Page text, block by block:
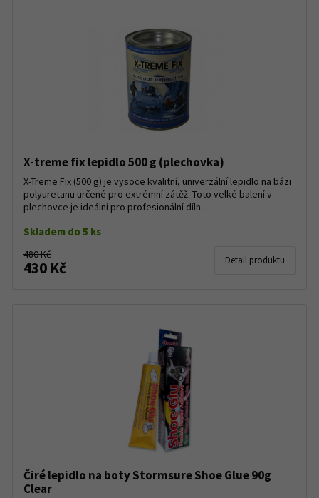
X-treme fix lepidlo 500 g (plechovka)
X-Treme Fix (500 g) je vysoce kvalitní, univerzální lepidlo na bázi
polyuretanu určené pro extrémní zátěž. Toto velké balení v
plechovce je ideální pro profesionální díln...
Skladem do 5 ks
480 Kč
430 Kč Detail produktu
Čiré lepidlo na boty Stormsure Shoe Glue 90g
Clear